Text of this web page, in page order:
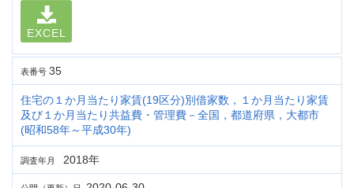
EXCEL
表番号 35
住宅の１か月当たり家賃(19区分)別借家数，１か月当たり家賃
及び１か月当たり共益費・管理費－全国，都道府県，大都市
(昭和58年～平成30年)
調査年月 2018年